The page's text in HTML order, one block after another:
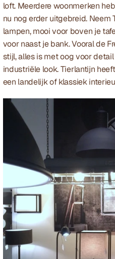
loft. Meerdere woonmerken
nu nog erder uitgebreid. Neem
lampen, mooi voor boven je
voor naast je bank. Vooral de
stijl, alles is met oog voor detail
industriële look. Tierlantijn
een landelijk of klassiek